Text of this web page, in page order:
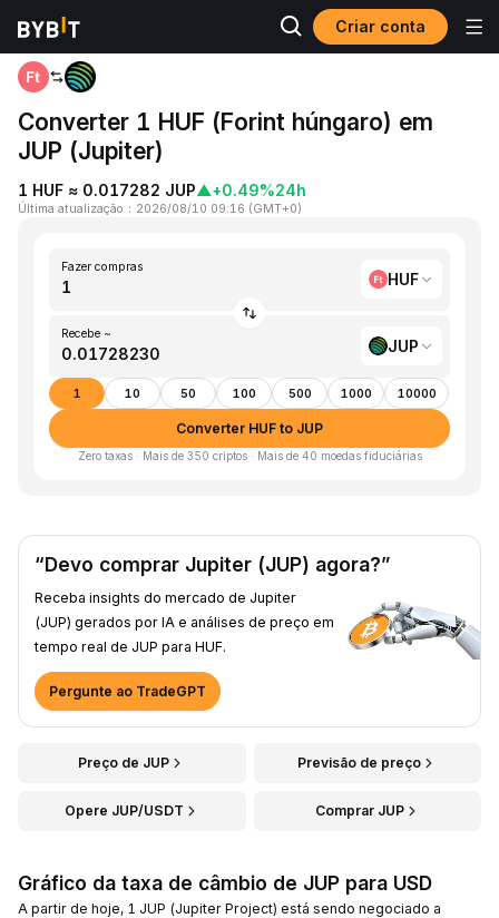
Criar conta
Página inicial
Converter 1 HUF (Forint húngaro) em
JUP (Jupiter)
1 HUF ≈ 0.017282 JUP▲+0.49%24h
Última atualização ： 2026/08/10 09:16 (GMT+0)
Fazer compras
HUF
Recebe ~
JUP
1 10 50 100 500 1000 10000
Converter HUF to JUP
Zero taxas · Mais de 350 criptos · Mais de 40 moedas fiduciárias
“Devo comprar Jupiter (JUP) agora?”
Receba insights do mercado de Jupiter
(JUP) gerados por IA e análises de preço em
tempo real de JUP para HUF.
Pergunte ao TradeGPT
Preço de JUP Previsão de preço
Opere JUP/USDT Comprar JUP
Gráfico da taxa de câmbio de JUP para USD
A partir de hoje, 1 JUP (Jupiter Project) está sendo negociado a